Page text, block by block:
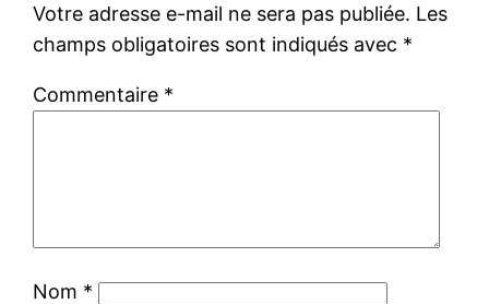
Votre adresse e-mail ne sera pas publiée. Les
champs obligatoires sont indiqués avec *
Commentaire *
Nom *